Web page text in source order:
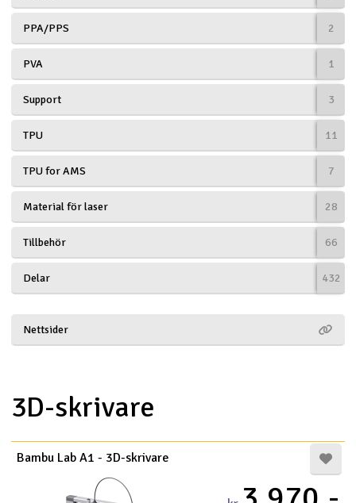
PPA/PPS 2
PVA 1
Support 3
TPU 11
TPU for AMS 7
Material för laser 28
Tillbehör 66
Delar 432
Nettsider
3D-skrivare
Bambu Lab A1 - 3D-skrivare